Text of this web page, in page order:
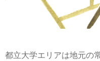
都立大学エリアは地元の